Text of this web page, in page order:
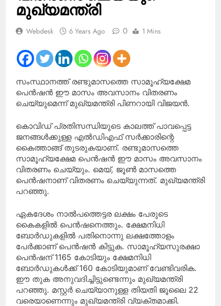
വ്യത്യാസങ്ങൾ
മുഖ്യമന്ത്രി
Webdesk 6 Years Ago 0 1 Mins
സംസ്ഥാനത്ത് രണ്ടുമാസത്തെ സാമൂഹ്യക്ഷേമ
പെന്‍ഷന്‍ ഈ മാസം അവസാനം വിതരണം
ചെയ്യുമെന്ന് മുഖ്യമന്ത്രി പിണറായി വിജയന്‍.
കൊവിഡ് പ്രതിസന്ധിയുടെ കാലത്ത് പാവപ്പെട്ട
ജനങ്ങള്‍ക്കുള്ള എല്‍ഡിഎഫ് സര്‍ക്കാരിന്റെ
കൈത്താങ്ങ് തുടരുകയാണ്. രണ്ടുമാസത്തെ
സാമൂഹ്യക്ഷേമ പെന്‍ഷന്‍ ഈ മാസം അവസാനം
വിതരണം ചെയ്യും. മെയ്, ജൂണ്‍ മാസത്തെ
പെന്‍ഷനാണ് വിതരണം ചെയ്യുന്നത്. മുഖ്യമന്ത്രി
പറഞ്ഞു.
ഏകദേശം നാല്‍പത്തെട്ടര ലക്ഷം പേരുടെ
കൈകളില്‍ പെന്‍ഷനെത്തും. ക്ഷേമനിധി
ബോര്‍ഡുകളില്‍ പതിനൊന്നു ലക്ഷത്തോളം
പേര്‍ക്കാണ് പെന്‍ഷന്‍ കിട്ടുക. സാമൂഹ്യസുരക്ഷാ
പെന്‍ഷന് 1165 കോടിയും ക്ഷേമനിധി
ബോര്‍ഡുകള്‍ക്ക് 160 കോടിയുമാണ് വേണ്ടിവരിക.
ഈ തുക അനുവദിച്ചിട്ടുണ്ടെന്നും മുഖ്യമന്ത്രി
പറഞ്ഞു. മസ്റ്റര്‍ ചെയ്യാനുള്ള തിയതി ജൂലൈ 22
വരെയാണെന്നും മുഖ്യമന്ത്രി വ്യക്തമാക്കി.